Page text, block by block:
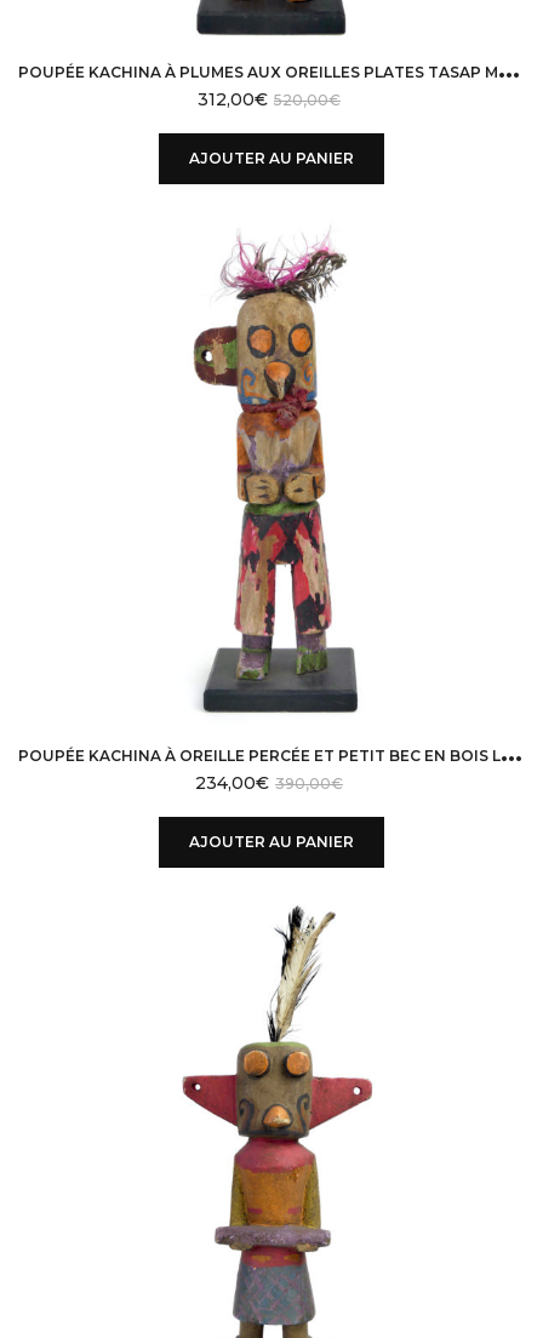
P
OUPÉE KACHINA À PLUMES AUX OREILLES PLATES TASAP MANA EN BOIS HOPI
520,00€
312,00€
AJOUTER AU PANIER
P
OUPÉE KACHINA À OREILLE PERCÉE ET PETIT BEC EN BOIS LÉGER HOPI USA
390,00€
234,00€
AJOUTER AU PANIER